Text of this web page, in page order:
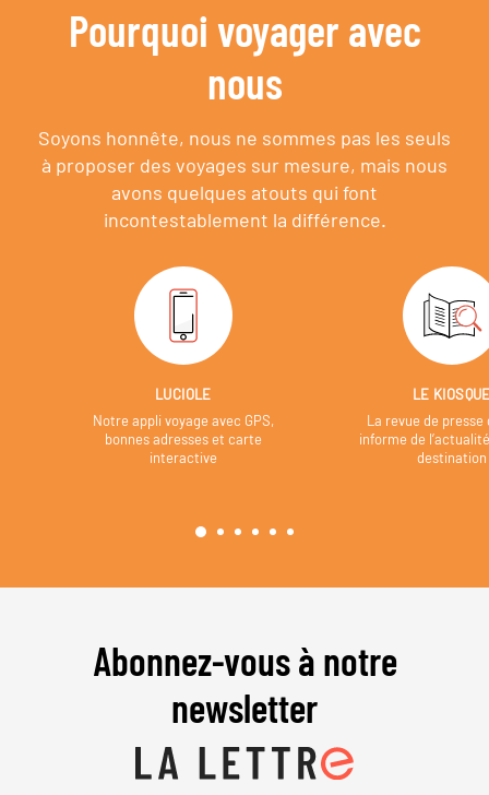
Pourquoi voyager avec
nous
Soyons honnête, nous ne sommes pas les seuls
à proposer des voyages sur mesure, mais nous
avons quelques atouts qui font
incontestablement la différence.
LUCIOLE
Notre appli voyage avec GPS,
bonnes adresses et carte
interactive
LE
La revue de presse
informe de
destination
Abonnez-vous à notre
newsletter